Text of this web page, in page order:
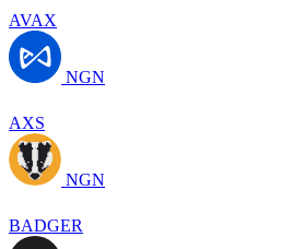
AVAX
NGN
AXS
NGN
BADGER